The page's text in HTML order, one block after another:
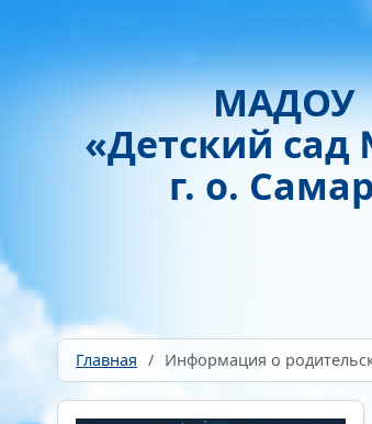
МАДОУ
«Детский сад
г. о.
Главная / Информация о
С засечками